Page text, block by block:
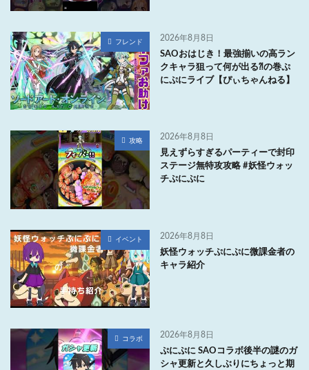
フレンド 2026年8月8日
SAOおはじき！最強揃いの高ラン
クキャラ狙って何が出る⁈の巻ぷ
にぷにライブ【ぴぃちゃんねる】
攻略 2026年8月8日
見えずらすぎるパーティーで封印
ステージ無特攻攻略 #妖怪ウォッ
チぷにぷに
イベント 2026年8月8日
妖怪ウォッチぷにぷに微課金者の
キャラ紹介
コラボ 2026年8月8日
ぷにぷに SAOコラボ後半の謎のガ
シャ更新と久しぶりにちょっと期